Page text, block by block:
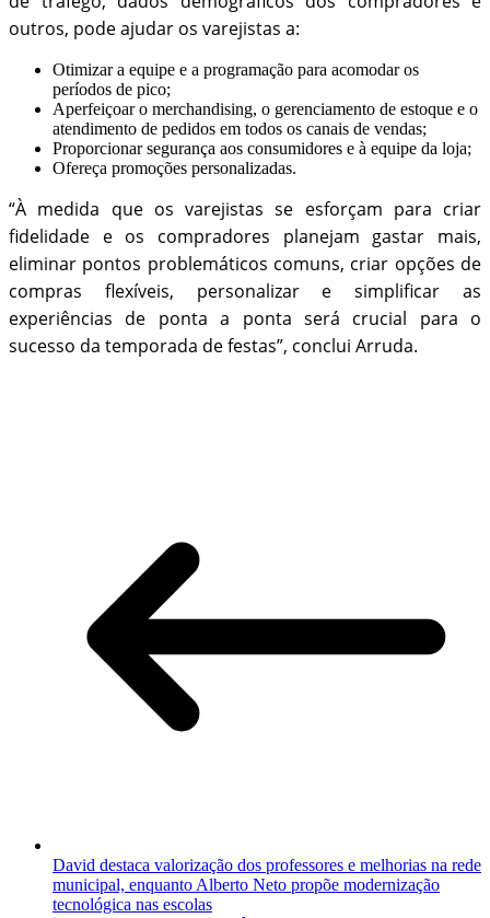
outros, pode ajudar os varejistas a:
Otimizar a equipe e a programação para acomodar os
períodos de pico;
Aperfeiçoar o merchandising, o gerenciamento de estoque e o
atendimento de pedidos em todos os canais de vendas;
Proporcionar segurança aos consumidores e à equipe da loja;
Ofereça promoções personalizadas.
“À medida que os varejistas se esforçam para criar
fidelidade e os compradores planejam gastar mais,
eliminar pontos problemáticos comuns, criar opções de
compras flexíveis, personalizar e simplificar as
experiências de ponta a ponta será crucial para o
sucesso da temporada de festas”, conclui Arruda.
David destaca valorização dos professores e melhorias na rede
municipal, enquanto Alberto Neto propõe modernização
tecnológica nas escolas